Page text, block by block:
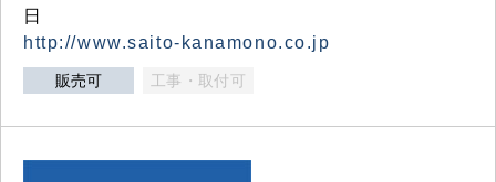
日
http://www.saito-kanamono.co.jp
販売可 工事・取付可